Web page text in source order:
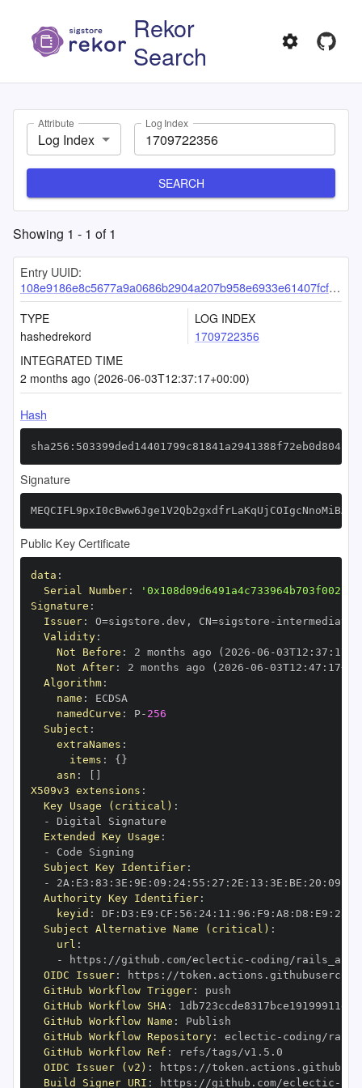
Rekor
Search
Attribute
Log Index
Log Index
SEARCH
Showing 1 - 1 of1
Entry UUID:
108e9186e8c5677a9a0686b2904a207b958e6933e61407fcf36461669a36e3662c03565a4f23b4e2
TYPE
hashedrekord
LOG INDEX
1709722356
INTEGRATED TIME
2 months ago (2026-06-03T12:37:17+00:00)
Hash
Signature
Public Key Certificate
data :
Serial Number:
Signature :
Issuer: O=sigstore.dev , CN=sigstore -
Validity:
Not Before : 2 months ago (2026 -06 -03T12 : 37 :
Not After: 2 months ago (2026 -06 -03T12 : 47 : 17+00
Algorithm:
name :
namedCurve : P- 256
Subject :
extraNames :
items : { }
asn :
X509v3 extensions :
Key Usage (critical) :
-
Extended Key Usage :
-
Subject Key Identifier:
-
2A : E3 : 83 : 3E : 9E : 09 : 24: 55 : 27 : 2E : 13 : 3E : BE : 20 : 09
Authority Key Identifier:
keyid : DF : D3 : E9 : CF : 56 : 24: 11 : 96 : F9 : A8 : D8 : E9 : 28
Subject Alternative Name (critical) :
url :
-
https : //github.com/eclectic -
OIDC Issuer: https :
GitHub Workflow Trigger:
GitHub Workflow SHA:
GitHub Workflow Name :
GitHub Workflow Repository: eclectic -
GitHub Workflow Ref :
OIDC Issuer (v2) : https :
Build Signer URI : https : //github.com/eclectic -